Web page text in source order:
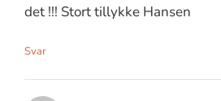
det !!! Stort tillykke Hansen
Svar